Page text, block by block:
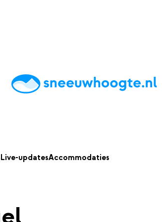
AccommodatiesTipsReviewsLive updatesApp
Live-updatesAccommodaties